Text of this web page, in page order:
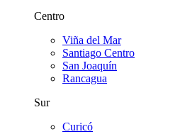
Centro
Viña del Mar
Santiago Centro
San Joaquín
Rancagua
Sur
Curicó